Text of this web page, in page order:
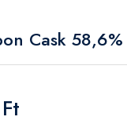
Cask